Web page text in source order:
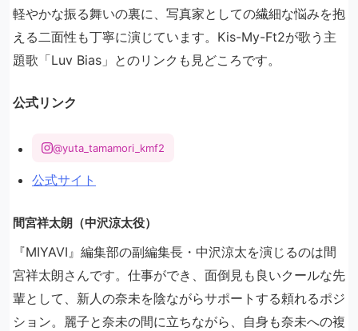
軽やかな振る舞いの裏に、写真家としての繊細な悩みを抱
える二面性も丁寧に演じています。Kis-My-Ft2が歌う主
題歌「Luv Bias」とのリンクも見どころです。
公式リンク
@yuta_tamamori_kmf2
公式サイト
間宮祥太朗（中沢涼太役）
『MIYAVI』編集部の副編集長・中沢涼太を演じるのは間
宮祥太朗さんです。仕事ができ、面倒見も良いクールな先
輩として、新人の奈未を陰ながらサポートする頼れるポジ
ション。麗子と奈未の間に立ちながら、自身も奈未への複